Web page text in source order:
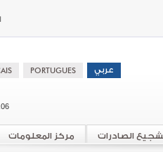
06.آب.2026
مركز المعلومات الصادرات